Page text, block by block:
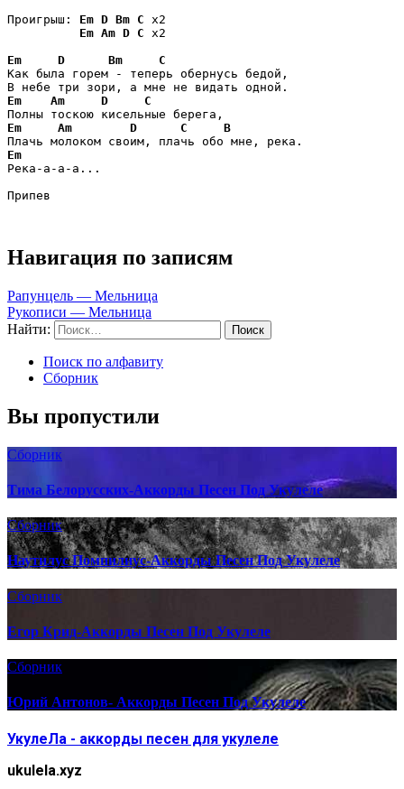
Проигрыш: Em D Bm C x2
Em Am D C x2
Em
D Bm
C
Как была горем - теперь обернусь бедой,
Em
Am D
C
Em
Am D C
B
Em
Река-а-а-а...
Припев
Навигация по записям
Рапунцель — Мельница
Рукописи — Мельница
Найти:
Поиск по алфавиту
Сборник
Вы пропустили
Сборник
Тима Белорусских-Аккорды Песен Под Укулеле
Сборник
Наутилус Помпилиус-Аккорды Песен Под Укулеле
Сборник
Егор Крид-Аккорды Песен Под Укулеле
Сборник
Юрий Антонов- Аккорды Песен Под Укулеле
УкулеЛа - аккорды песен для укулеле
ukulela.xyz